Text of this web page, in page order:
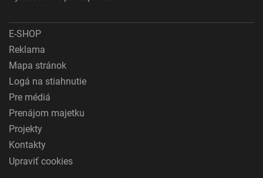
E-SHOP
Reklama
Mapa stránok
Logá na stiahnutie
Pre médiá
Prenájom majetku
Projekty
Kontakty
Upraviť cookies